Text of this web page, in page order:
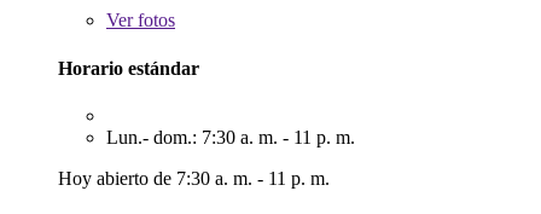
Verfotos
Horario estándar
Lun.- dom.: 7:30 a. m. - 11 p. m.
Hoy abierto de 7:30 a. m. - 11 p. m.